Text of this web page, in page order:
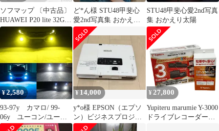
ソフマップ 〔中古品〕
HUAWEI P20 lite 32GB
ミッドナイトブラック
HWSDA2
Y!mobile【348】
ど*ん様 STU48甲斐心
愛2nd写真集 おかえり
太陽
STU48甲斐心愛2nd写真
集 おかえり太陽
¥2,580
93-97y カマロ/ 99-
06y ユーコン/ユーコ
ンXL、タホ、シルバラ
¥14,000
y*o様 EPSON（エプソ
ン）ビジネスプロジェ
クター EB-1776W
¥ 27,800
Yupiteru marumie Y-3000
ドライブレコーダー